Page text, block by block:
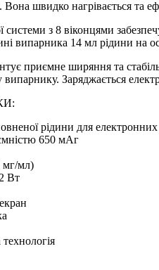
швидко нагрівається та
з 8 віконцями
випарника 14 мл рідини на
приємне ширяння та
випарнику. Заряджається
рідини для
650 мАг
мг/мл)
Вт